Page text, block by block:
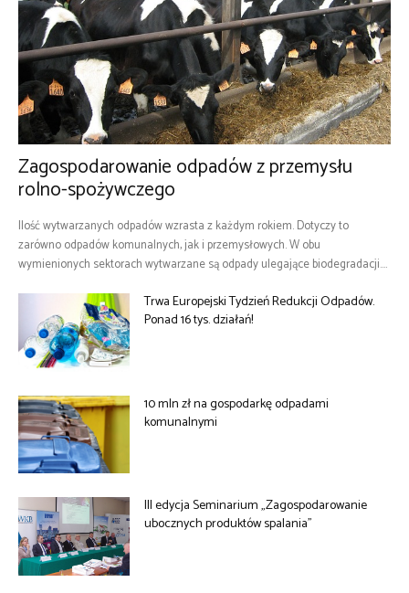
Zagospodarowanie odpadów z przemysłu
rolno-spożywczego
Ilość wytwarzanych odpadów wzrasta z każdym rokiem. Dotyczy to
zarówno odpadów komunalnych, jak i przemysłowych. W obu
wymienionych sektorach wytwarzane są odpady ulegające biodegradacji....
Trwa Europejski Tydzień Redukcji Odpadów.
Ponad 16 tys. działań!
10 mln zł na gospodarkę odpadami
komunalnymi
III edycja Seminarium „Zagospodarowanie
ubocznych produktów spalania”